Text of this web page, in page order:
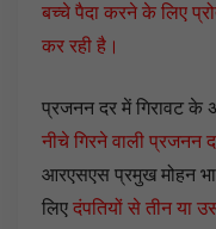
बच्चे पैदा करने के लिए
कर रही है।
प्रजनन दर में गिरावट के
नीचे गिरने वाली प्रजनन
आरएसएस प्रमुख मोहन
लिए दंपतियों से तीन या